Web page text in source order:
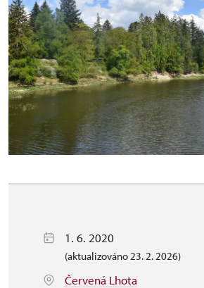
1. 6. 2020
(aktualizováno 23. 2. 2026)
Červená Lhota